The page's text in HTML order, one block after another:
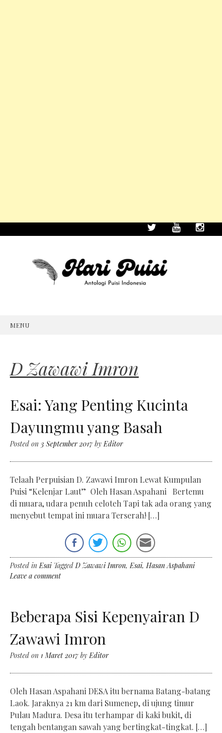
MENU
D Zawawi Imron
Esai: Yang Penting Kucinta
Dayungmu yang Basah
Posted on 3 September 2017byEditor
Telaah Perpuisian D. Zawawi Imron Lewat Kumpulan
Puisi “Kelenjar Laut” Oleh Hasan Aspahani Bertemu
di muara, udara penuh celoteh Tapi tak ada orang yang
menyebut tempat ini muara Terserah! […]
Posted inEsai TaggedD Zawawi Imron,Esai,Hasan Aspahani
Leave a comment
Beberapa Sisi Kepenyairan D
Zawawi Imron
Posted on 1 Maret 2017byEditor
Oleh Hasan Aspahani DESA itu bernama Batang-batang
Laok. Jaraknya 21 km dari Sumenep, di ujung timur
Pulau Madura. Desa itu terhampar di kaki bukit, di
tengah bentangan sawah yang bertingkat-tingkat. […]